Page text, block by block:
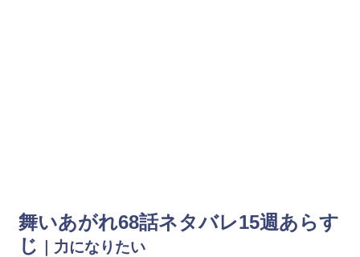
舞いあがれ68話ネタバレ15週あらす
じ
｜力になりたい